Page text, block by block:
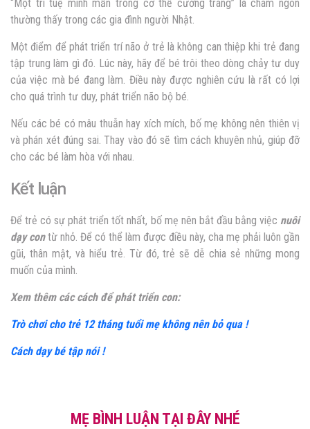
“Một trí tuệ minh mẫn trong cơ thể cường tráng” là châm ngôn
thường thấy trong các gia đình người Nhật.
Một điểm để phát triển trí não ở trẻ là không can thiệp khi trẻ đang
tập trung làm gì đó. Lúc này, hãy để bé trôi theo dòng chảy tư duy
của việc mà bé đang làm. Điều này được nghiên cứu là rất có lợi
cho quá trình tư duy, phát triển não bộ bé.
Nếu các bé có mâu thuẫn hay xích mích, bố mẹ không nên thiên vị
và phán xét đúng sai. Thay vào đó sẽ tìm cách khuyên nhủ, giúp đỡ
cho các bé làm hòa với nhau.
Kết luận
Để trẻ có sự phát triển tốt nhất, bố mẹ nên bắt đầu bằng việc nuôi
dạy contừ nhỏ. Để có thể làm được điều này, cha mẹ phải luôn gần
gũi, thân mật, và hiểu trẻ. Từ đó, trẻ sẽ dễ chia sẻ những mong
muốn của mình.
Xem thêm các cách để phát triển con:
Trò chơi cho trẻ 12 tháng tuổi mẹ không nên bỏ qua !
Cách dạy bé tập nói !
MẸ BÌNH LUẬN TẠI ĐÂY NHÉ